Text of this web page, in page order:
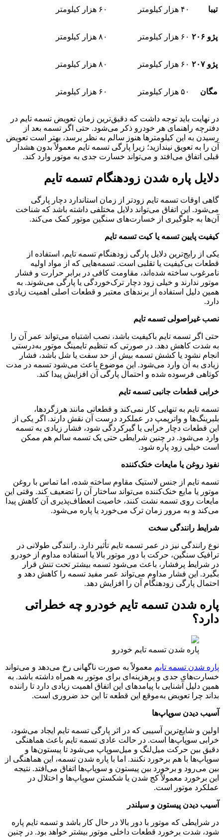
تیبا ۴۰ هزار کیلومتر ۶۰ هزار کیلومتر
پژو ۲۰۶ ۶۰ هزار کیلومتر ۸۰ هزار کیلومتر
پژو ۲۰۷ ۶۰ هزار کیلومتر ۸۰ هزار کیلومتر
مگان ۵۰ هزار کیلومتر ۶۰ هزار کیلومتر
در نهایت باید توجه داشت که دقیق‌ترین زمان تعویض تسمه تایم در
دفترچه راهنمای هر خودرو ذکر می‌شود. حتی اگر تسمه بعد از
رسیدن به این کیلومترها هنوز سالم به نظر برسد، بهتر است تعویض
آن را به تعویق نیندازید؛ زیرا پارگی تسمه تایم معمولاً بدون هشدار
قبلی اتفاق می‌افتد و می‌تواند خسارت جدی به موتور وارد کند.
دلایل پاره شدن زودهنگام تسمه تایم
گاهی اوقات تسمه تایم زودتر از زمان استاندارد دچار پارگی
می‌شود. این اتفاق می‌تواند دلایل مختلفی داشته باشد که شناخت
آن‌ها به جلوگیری از خسارت‌های سنگین موتور کمک می‌کند.
کیفیت پایین تسمه یا کیت تسمه تایم
یکی از رایج‌ترین دلایل پارگی زودهنگام تسمه تایم، استفاده از
قطعات بی‌کیفیت یا تقلبی است. تسمه‌هایی که از مواد اولیه
نامرغوب ساخته شده‌اند، مقاومت کافی در برابر حرارت و فشار
موتور ندارند و خیلی زود دچار ترک‌خوردگی یا پارگی می‌شوند. به
همین دلیل استفاده از برندهای معتبر و قطعات اصلی اهمیت زیادی
دارد.
نصب غیراصولی تسمه تایم
حتی اگر تسمه تایم باکیفیت باشد، نصب اشتباه می‌تواند عمر آن را
به شدت کاهش دهد. در صورتی که تنظیم تایمینگ موتور به‌درستی
انجام نشود یا کشش تسمه بیش از حد سفت یا شل باشد، فشار
زیادی به آن وارد می‌شود. این موضوع باعث می‌شود تسمه در مدت
کوتاهی فرسوده شده و احتمال پارگی آن افزایش پیدا کند.
خرابی قطعات جانبی تسمه تایم
تسمه تایم به تنهایی کار نمی‌کند و قطعاتی مانند هرزگردها،
بلبرینگ‌ها و واترپمپ در عملکرد درست آن نقش دارند. اگر یکی از
این قطعات دچار خرابی یا گیرکردگی شود، فشار زیادی به تسمه
وارد می‌شود. در چنین شرایطی حتی یک تسمه سالم هم ممکن
است خیلی زود پاره شود.
نفوذ روغن یا مایعات خنک‌کننده
تسمه تایم از جنس لاستیک مقاوم ساخته شده، اما تماس با روغن
موتور یا مایع خنک‌کننده می‌تواند ساختار آن را تضعیف کند. وقتی این
مایعات روی تسمه نشت کنند، خاصیت انعطاف‌پذیری آن کاهش پیدا
می‌کند و به مرور زمان ترک می‌خورد یا پاره می‌شود.
شرایط رانندگی سخت
نوع رانندگی نیز در عمر تسمه تایم تأثیر دارد. رانندگی طولانی در
ترافیک سنگین، حرکت با دور موتور بالا یا استفاده مداوم از خودرو
در شرایط پرفشار، باعث می‌شود تسمه بیشتر تحت تنش قرار
بگیرد. این فشار مداوم می‌تواند عمر مفید تسمه را کاهش دهد و
احتمال پارگی زودهنگام آن را افزایش دهد.
پاره شدن تسمه تایم خودرو چه خطراتی
دارد؟
پاره شدن تسمه تایم خودرو
پاره شدن تسمه تایم معمولاً به‌ صورت ناگهانی رخ می‌دهد و می‌تواند
خسارت‌های جدی و پرهزینه‌ای برای موتور به همراه داشته باشد. به
همین دلیل آشنایی با پیامدهای این اتفاق اهمیت زیادی دارد تا راننده
بداند چرا تعویض به‌موقع این قطعه تا این حد ضروری است.
آسیب دیدن سوپاپ‌ها
اولین و شایع‌ترین آسیبی که در اثر پارگی تسمه تایم ایجاد می‌شود،
خرابی سوپاپ‌ها است. در حالت عادی تسمه تایم باعث هماهنگی
دقیق بین حرکت میل‌لنگ و میل‌سوپاپ می‌شود تا پیستون‌ها و
سوپاپ‌ها با هم برخورد نکنند. اما با پاره شدن تسمه، این هماهنگی از
بین می‌رود و برخورد بین پیستون و سوپاپ‌ها اتفاق می‌افتد. نتیجه
این برخورد معمولاً کج شدن یا شکستن سوپاپ‌ها و اختلال در
عملکرد موتور است.
آسیب دیدن پیستون و سیلندر
در شرایطی که موتور با دور بالا در حال کار باشد و تسمه تایم پاره
شود، شدت برخورد قطعات داخلی موتور بیشتر خواهد بود. در چنین